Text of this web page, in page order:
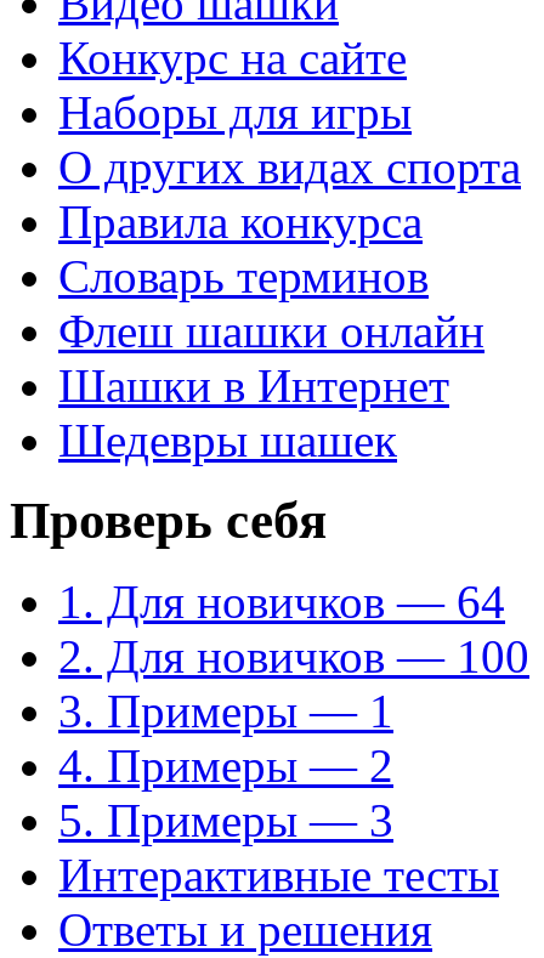
Конкурс на сайте
Наборы для игры
О других видах спорта
Правила конкурса
Словарь терминов
Флеш шашки онлайн
Шашки в Интернет
Шедевры шашек
Проверь себя
1. Для новичков — 64
2. Для новичков — 100
3. Примеры — 1
4. Примеры — 2
5. Примеры — 3
Интерактивные тесты
Ответы и решения